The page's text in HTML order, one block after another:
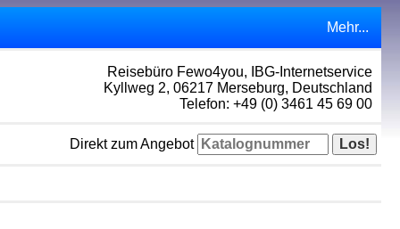
Mehr...
Reisebüro Fewo4you, IBG-Internetservice
Kyllweg 2, 06217 Merseburg, Deutschland
Telefon: +49 (0) 3461 45 69 00
Direkt zum Angebot